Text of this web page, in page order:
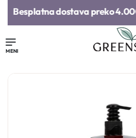
Besplatna dostava preko